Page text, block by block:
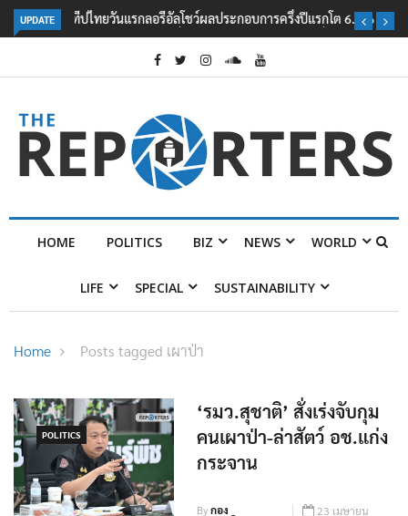
UPDATE
ลอรีอัลโชว์ผลประกอบการครึ่งปีแรกโต 6.5% กวาดรายได้ 2.3 หมื่นล้านยูโร
คว้าไลเซนส์ ‘กุชชี่’ 50 ปี พร้อมส่ง 4 แบรนด์ใหม่บุกตลาดไทย
POLITICS BIZ NEWS WORLD
POLITICS
‘รมว.สุชาติ’ สั่งเร่งจับกุม
คนเผาป่า-ล่าสัตว์ อช.แก่ง
กระจาน